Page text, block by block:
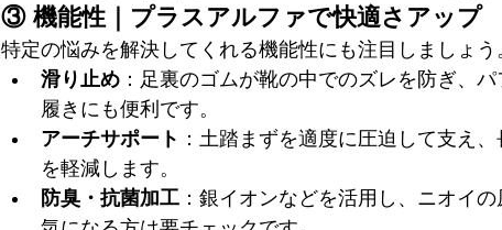
③ 機能性｜プラスアルファで快適さアップ
特定の悩みを解決してくれる機能性にも注目しましょう
滑り止め ：足裏のゴムが靴の中でのズレを防ぎ、
履きにも便利です。
アーチサポート ：土踏まずを適度に圧迫して支え
を軽減します。
防臭・抗菌加工 ：銀イオンなどを活用し、ニオイ